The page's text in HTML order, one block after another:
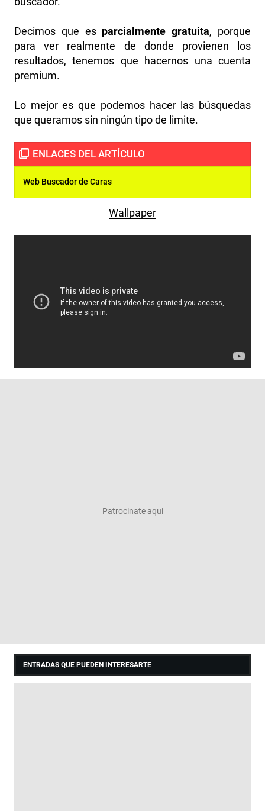
Decimos que es parcialmente gratuita, porque
para ver realmente de donde provienen los
resultados, tenemos que hacernos una cuenta
premium.
Lo mejor es que podemos hacer las búsquedas
que queramos sin ningún tipo de limite.
Web Buscador de Caras
Wallpaper
ENTRADAS QUE PUEDEN INTERESARTE